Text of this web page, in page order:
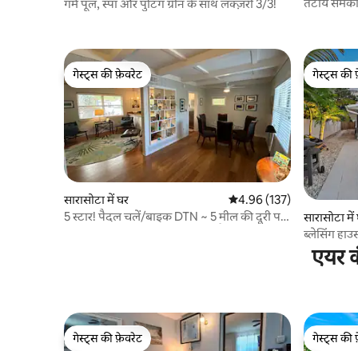
गर्म पूल, स्पा और पुटिंग ग्रीन के साथ लक्ज़री 3/3!
गेस्ट्स की फ़ेवरेट
गेस्ट्स की फ़ेवरेट
सारासोटा में घर औसत रेटिंग 5 में से 4.96, 137
4.96 (137)
5 स्टार! पैदल चलें/बाइक DTN ~ 5 मील की दूरी पर
गेस्ट्स की
गेस्ट्स की
सारासोटा में
ब्लेसिंग
एयर
गेस्ट्स की फ़ेवरेट
गेस्ट्स की फ़ेवरेट
गेस्ट्स की
गेस्ट्स की